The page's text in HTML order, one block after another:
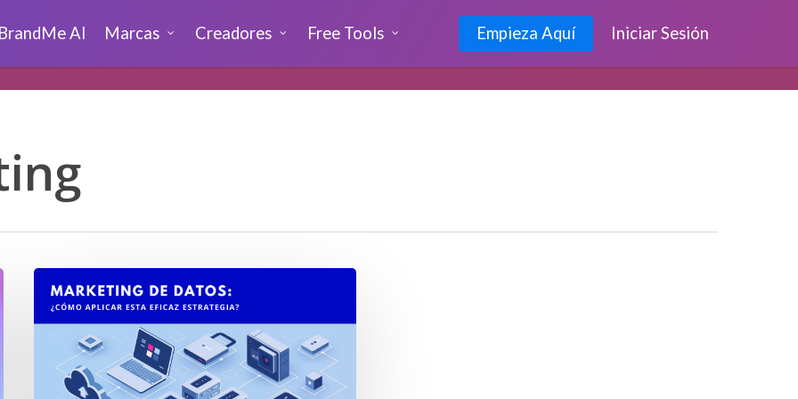
BrandMe AI Marcas Creadores Free Tools Empieza Aquí Iniciar Sesión